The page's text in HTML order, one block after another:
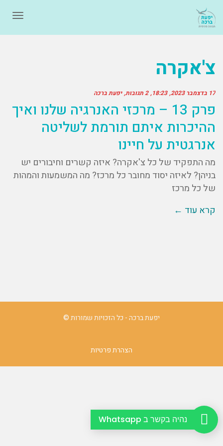
צ'אקרה
17 בדצמבר 2023 18:23 2 תגובות יפעת ברכה
פרק 13 – מרכזי האנרגיה שלנו ואיך
ההיכרות איתם תורמת לשליטה
אנרגטית על חיינו
מה התפקיד של כל צ'אקרה? איזה קשרים וחיבורים יש
בניהן? לאיזה יסוד מחובר כל מרכז? מה המשמעות והמהות
של כל מרכז
קרא עוד ←
יפעת ברכה - כל הזכויות שמורות ©
הצהרת פרטיות
נהיה בקשר ב Whatsapp